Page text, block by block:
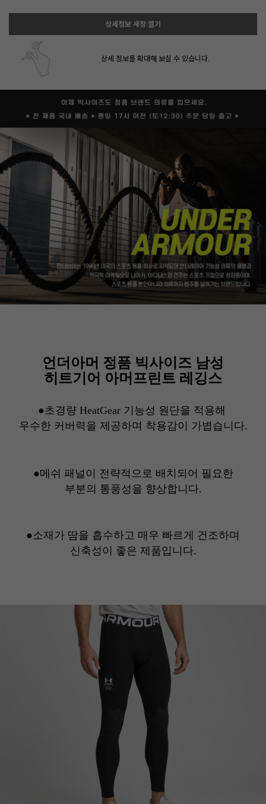
상세정보 새창 열기
상세 정보를 확대해 보실 수 있습니다.
언더아머 정품 빅사이즈 남성
히트기어 아머프린트 레깅스
●초경량 HeatGear 기능성 원단을 적용해
우수한 커버력을 제공하며 착용감이 가볍습니다.
●메쉬 패널이 전략적으로 배치되어 필요한
부분의 통풍성을 향상합니다.
●소재가 땀을 흡수하고 매우 빠르게 건조하며
신축성이 좋은 제품입니다.